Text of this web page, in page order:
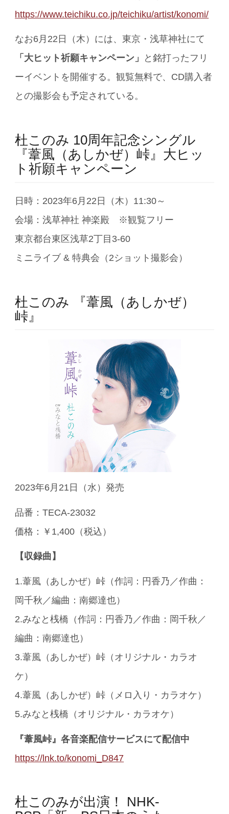
https://www.teichiku.co.jp/teichiku/artist/konomi/
なお6月22日（木）には、東京・浅草神社にて
「大ヒット祈願キャンペーン」
と銘打ったフリ
ーイベントを開催する。観覧無料で、CD購入者
との撮影会も予定されている。
杜このみ 10周年記念シングル
『葦風（あしかぜ）峠』大ヒッ
ト祈願キャンペーン
日時：2023年6月22日（木）11:30～
会場：浅草神社 神楽殿 ※観覧フリー
東京都台東区浅草2丁目3-60
ミニライブ & 特典会（2ショット撮影会）
杜このみ 『葦風（あしかぜ）
峠』
2023年6月21日（水）発売
品番：TECA-23032
価格：￥1,400（税込）
【収録曲】
1.葦風（あしかぜ）峠（作詞：円香乃／作曲：
岡千秋／編曲：南郷達也）
2.みなと桟橋（作詞：円香乃／作曲：岡千秋／
編曲：南郷達也）
3.葦風（あしかぜ）峠（オリジナル・カラオ
ケ）
4.葦風（あしかぜ）峠（メロ入り・カラオケ）
5.みなと桟橋（オリジナル・カラオケ）
『葦風峠』各音楽配信サービスにて配信中
https://lnk.to/konomi_D847
杜このみが出演！ NHK-